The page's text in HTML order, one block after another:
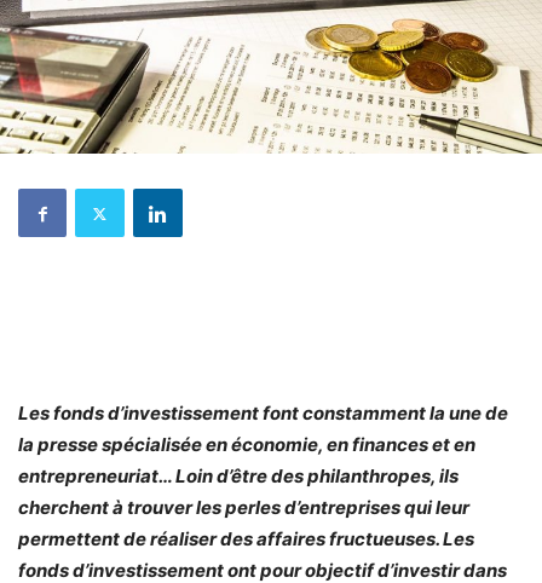
Les fonds d’investissement font constamment la une de
la presse spécialisée en économie, en finances et en
entrepreneuriat… Loin d’être des philanthropes, ils
cherchent à trouver les perles d’entreprises qui leur
permettent de réaliser des affaires fructueuses. Les
fonds d’investissement ont pour objectif d’investir dans